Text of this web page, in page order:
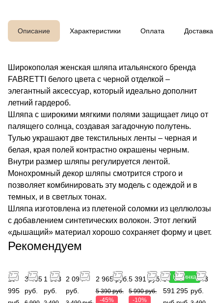
Описание Характеристики Оплата Доставка
Широкополая женская шляпа итальянского бренда
FABRETTI белого цвета с черной отделкой –
элегантный аксессуар, который идеально дополнит
летний гардероб.
Шляпа с широкими мягкими полями защищает лицо от
палящего солнца, создавая загадочную полутень.
Тулью украшают две текстильных ленты – черная и
белая, края полей контрастно окрашены черным.
Внутри размер шляпы регулируется лентой.
Монохромный декор шляпы смотрится строго и
позволяет комбинировать эту модель с одеждой и в
темных, и в светлых тонах.
Шляпа изготовлена из плетеной соломки из целлюлозы
с добавлением синтетических волокон. Этот легкий
«дышащий» материал хорошо сохраняет форму и цвет.
Рекомендуем
10
995
3 495
руб.
1 868
руб.
2 094
руб.
2 965 руб.
5 390 руб.
-45%
5 391 руб.
5 990 руб.
-10%
Новинка
3
591
2
295
2 443
руб.